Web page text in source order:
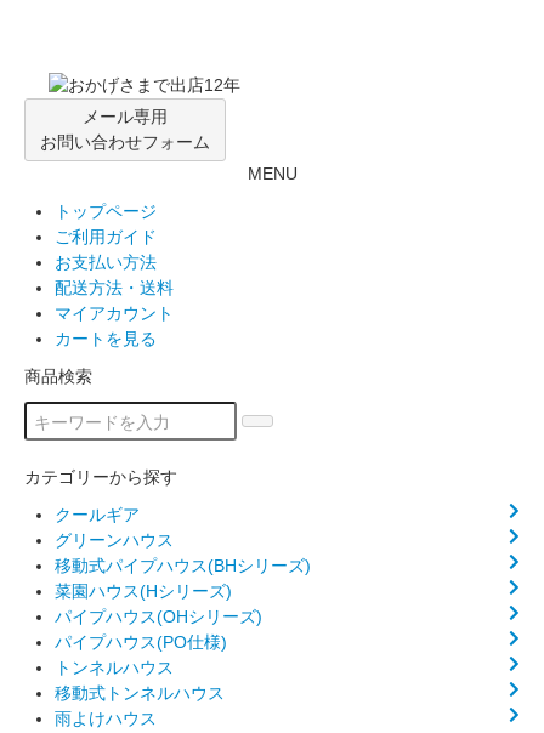
メール専用
お問い合わせフォーム
MENU
トップページ
ご利用ガイド
お支払い方法
配送方法・送料
マイアカウント
カートを見る
商品検索
カテゴリーから探す
クールギア
グリーンハウス
移動式パイプハウス(BHシリーズ)
菜園ハウス(Hシリーズ)
パイプハウス(OHシリーズ)
パイプハウス(PO仕様)
トンネルハウス
移動式トンネルハウス
雨よけハウス